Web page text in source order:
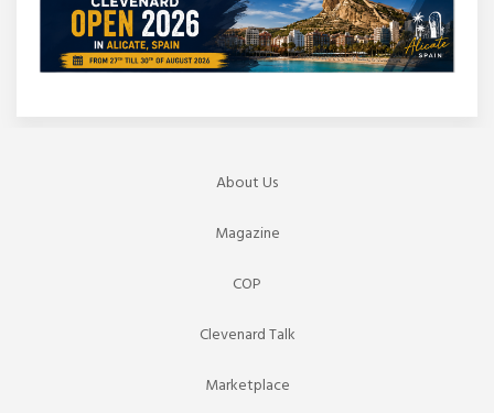
About Us
Magazine
COP
Clevenard Talk
Marketplace